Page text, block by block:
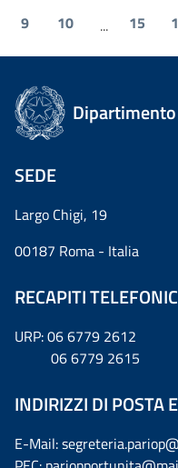
9
10 ... 15
SEDE
Largo Chigi, 19
00187 Roma - Italia
RECAPITI
URP: 06 6779 2612
06 6779 2615
INDIRIZZI DI POSTA
E-Mail: